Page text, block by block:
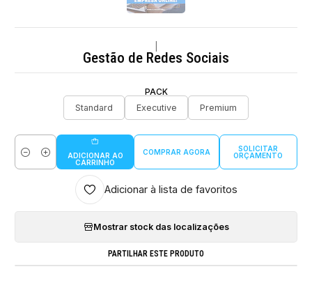
Gestão de Redes Sociais
PACK
Standard
Executive Premium
Quantidade
ADICIONAR AO
CARRINHO
COMPRAR AGORA
SOLICITAR
ORÇAMENTO
Adicionar à lista de favoritos
Mostrar stock das localizações
PARTILHAR ESTE PRODUTO